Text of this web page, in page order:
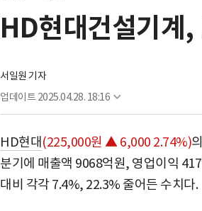
HD현대건설기
서일원 기자
업데이트 2025.04.28. 18:16
HD현대 (225,000원 ▲ 6,000 2.74%)
분기에 매출액 9068억원, 영업이익
대비 각각 7.4%, 22.3% 줄어든 수치다.